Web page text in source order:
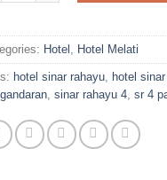
Hotel , Hotel Melati
hotel sinar rahayu, hotel
, sinar rahayu 4, sr 4